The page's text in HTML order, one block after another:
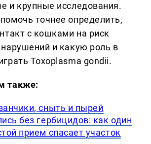
и крупные исследования.
точнее определить,
с кошками на риск
нарушений и какую роль в
Toxoplasma gondii.
также:
сныть и пырей
без гербицидов: как один
прием спасает участок